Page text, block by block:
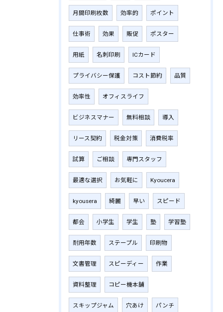
月間印刷枚数 効率的 ポイント
仕事術 効果 販促 ポスター
用紙 名刺印刷 ICカード
プライバシー保護 コスト節約 品質
効率性 オフィスライフ
ビジネスマナー 無料相談 導入
リース契約 税金対策 消費税率
試算 ご相談 専門スタッフ
最適な選択 お気軽に Kyoucera
kyousera 綺麗 早い スピード
都会 小学生 学生 塾 学習塾
耐用年数 ステープル 印刷物
文書管理 スピーディー 作業
資料整理 コピー機本舗
スキップジャム 穴あけ パンチ